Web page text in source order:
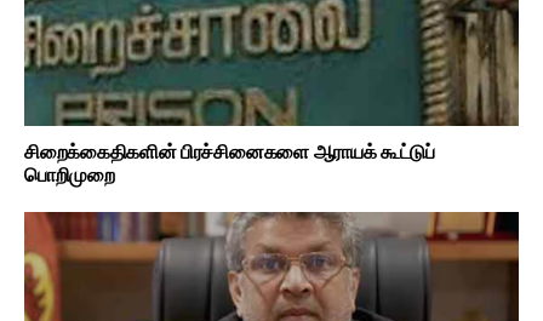
சிறைக்கைதிகளின் பிரச்சினைகளை ஆராயக் கூட்டுப்
பொறிமுறை